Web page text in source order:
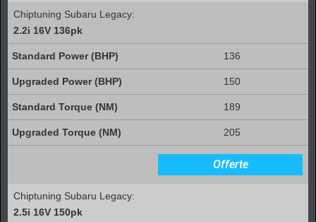
Chiptuning Subaru Legacy:
2.2i 16V 136pk
136
150
189
205
Offerte
Chiptuning Subaru Legacy:
2.5i 16V 150pk